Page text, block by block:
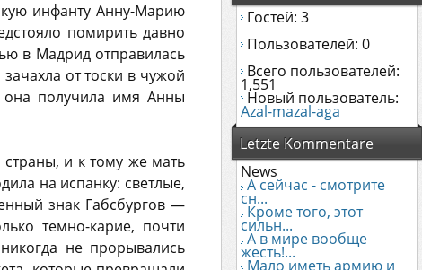
Гостей: 3
Пользователей: 0
Всего пользователей:
1,551
Новый пользователь:
Azal-mazal-aga
Letzte Kommentare
News
А сейчас - смотрите
сн...
Кроме того, этот
сильн...
А в мире вообще
жесть!...
Мало иметь армию и
инфанту Анну-Марию
помирить давно
в Мадрид отправилась
от тоски в чужой
она получила имя Анны
страны, и к тому же мать
на испанку: светлые,
знак Габсбургов —
темно-карие, почти
не прорывались